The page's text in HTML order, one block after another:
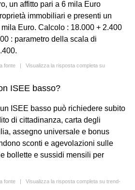
un affitto pari a 6 mila Euro
immobiliari e presenti un
Euro. Calcolo : 18.000 + 2.400
: parametro della scala di
fonte | Visualizza la risposta completa su
ISEE basso?
ISEE basso può richiedere subito
di cittadinanza, carta degli
assegno universale e bonus
sconti e agevolazioni sulle
bollette e sussidi mensili per
fonte | Visualizza la risposta completa su trend-